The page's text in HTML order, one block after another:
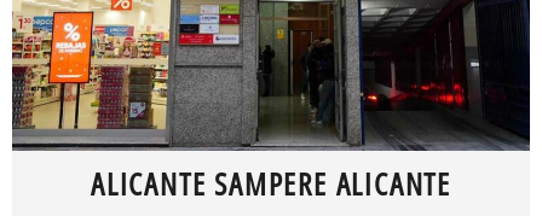
ALICANTE SAMPERE ALICANTE